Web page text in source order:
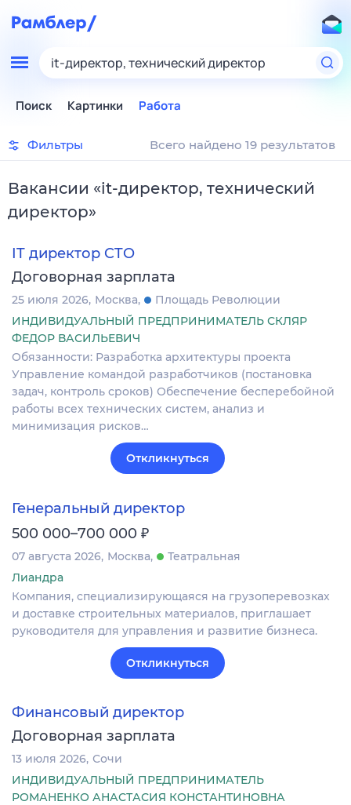
it-директор, технический директор
Поиск Картинки Работа
Фильтры Всего найдено 19 результатов
Вакансии «it-директор, технический
директор»
IT директор CTO
Договорная зарплата
25 июля 2026 Москва
Площадь Революции
ИНДИВИДУАЛЬНЫЙ ПРЕДПРИНИМАТЕЛЬ СКЛЯР
ФЕДОР ВАСИЛЬЕВИЧ
Обязанности: Разработка архитектуры проекта
Управление командой разработчиков (постановка
задач, контроль сроков) Обеспечение бесперебойной
работы всех технических систем, анализ и
минимизация рисков…
Откликнуться
Генеральный директор
500 000–700 000 ₽
07 августа 2026 Москва
Театральная
Лиандра
Компания, специализирующаяся на грузоперевозках
и доставке строительных материалов, приглашает
руководителя для управления и развитие бизнеса.
Откликнуться
Финансовый директор
Договорная зарплата
13 июля 2026 Сочи
ИНДИВИДУАЛЬНЫЙ ПРЕДПРИНИМАТЕЛЬ
РОМАНЕНКО АНАСТАСИЯ КОНСТАНТИНОВНА